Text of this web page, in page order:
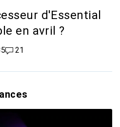
d'Essential
en avril ?
21 commentaires
21